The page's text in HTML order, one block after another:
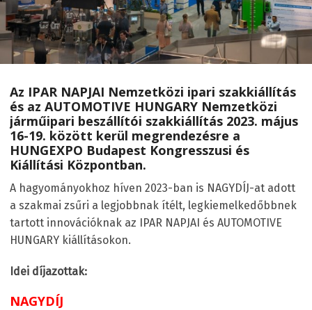
Az IPAR NAPJAI Nemzetközi ipari szakkiállítás
és az AUTOMOTIVE HUNGARY Nemzetközi
járműipari beszállítói szakkiállítás 2023. május
16-19. között kerül megrendezésre a
HUNGEXPO Budapest Kongresszusi és
Kiállítási Központban.
A hagyományokhoz híven 2023-ban is NAGYDÍJ-at adott
a szakmai zsűri a legjobbnak ítélt, legkiemelkedőbbnek
tartott innovációknak az IPAR NAPJAI és AUTOMOTIVE
HUNGARY kiállításokon.
Idei díjazottak:
NAGYDÍJ